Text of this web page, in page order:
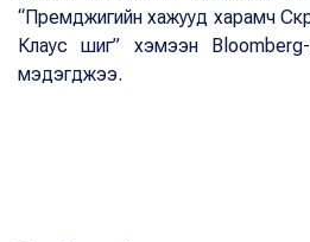
“Премджигийн хажууд харамч
Клаус шиг” хэмээн
мэдэгджээ.